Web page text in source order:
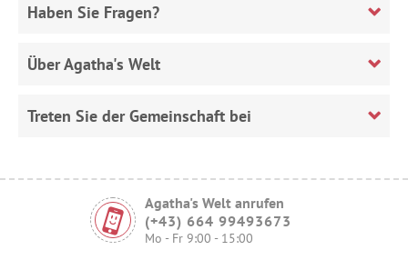
Haben Sie Fragen?
Über Agatha's Welt
Treten Sie der Gemeinschaft bei
Agatha's Welt anrufen
(+43) 664 99493673
Mo - Fr 9:00 - 15:00